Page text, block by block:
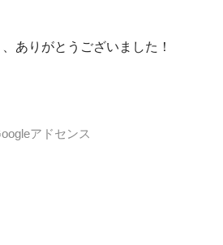
ありがとうございました！
アドセンス